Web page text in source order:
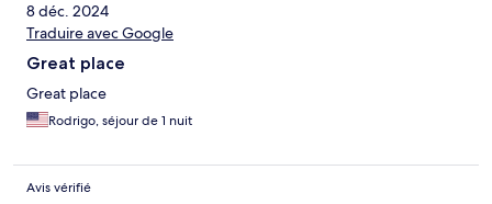
8 déc. 2024
Traduire avec Google
Great place
Great place
Rodrigo, séjour de 1 nuit
Avis vérifié